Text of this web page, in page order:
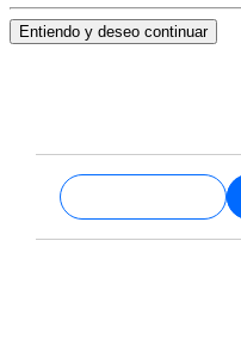
Entiendo y deseo continuar